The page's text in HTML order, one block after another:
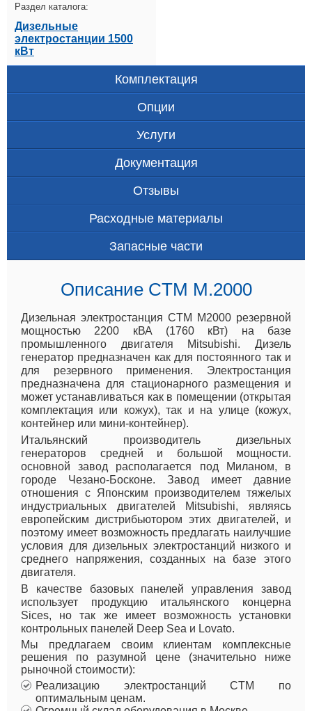
Раздел каталога:
Дизельные
электростанции 1500
кВт
Комплектация
Опции
Услуги
Документация
Отзывы
Расходные материалы
Запасные части
Описание CTM M.2000
Дизельная электростанция CTM M2000 резервной
мощностью 2200 кВА (1760 кВт) на базе
промышленного двигателя Mitsubishi. Дизель
генератор предназначен как для постоянного так и
для резервного применения. Электростанция
предназначена для стационарного размещения и
может устанавливаться как в помещении (открытая
комплектация или кожух), так и на улице (кожух,
контейнер или мини-контейнер).
Итальянский производитель дизельных
генераторов средней и большой мощности.
основной завод располагается под Миланом, в
городе Чезано-Босконе. Завод имеет давние
отношения с Японским производителем тяжелых
индустриальных двигателей Mitsubishi, являясь
европейским дистрибьютором этих двигателей, и
поэтому имеет возможность предлагать наилучшие
условия для дизельных электростанций низкого и
среднего напряжения, созданных на базе этого
двигателя.
В качестве базовых панелей управления завод
использует продукцию итальянского концерна
Sices, но так же имеет возможность установки
контрольных панелей Deep Sea и Lovato.
Мы предлагаем своим клиентам комплексные
решения по разумной цене (значительно ниже
рыночной стоимости):
Реализацию электростанций CTM по
оптимальным ценам.